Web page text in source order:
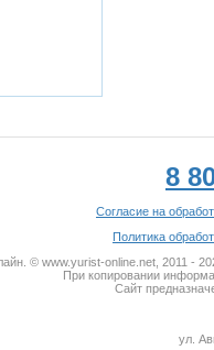
8
Согласие на
Политика
© www.yurist-online.net, 2011 -
При копировании
Сайт
ул.